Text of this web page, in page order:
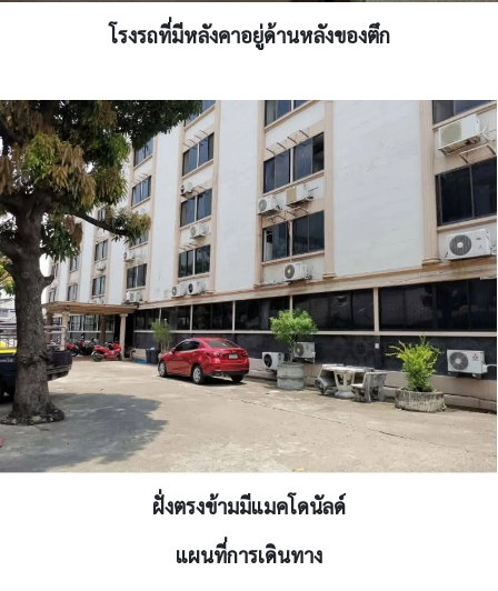
โรงรถที่มีหลังคาอยู่ด้านหลังของตึก
ฝั่งตรงข้ามมีแมคโดนัลด์
แผนที่การเดินทาง